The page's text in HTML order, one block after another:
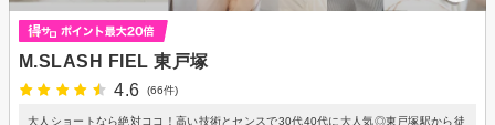
M.SLASH FIEL 東戸塚
4.6
(66件)
大人ショートなら絶対ココ！高い技術とセンスで30代40代に大人気◎東戸塚駅から徒